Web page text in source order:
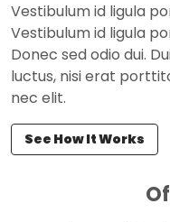
Vestibulum id ligula
Vestibulum id ligula
Donec sed odio dui.
luctus, nisi erat
nec elit.
See How It Works